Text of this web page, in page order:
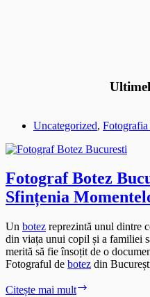
Uncategorized, Fotografia
Fotograf Botez
Sfințenia
Un botez reprezintă unul dintre
din viața unui copil și a familiei
merită să fie însoțit de o
Fotograful de botez din
Citește mai mult